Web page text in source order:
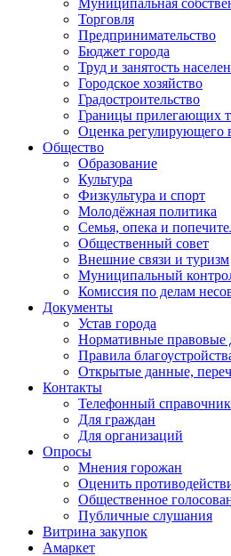
Муниципальная
Торговля
Предпринимательство
Бюджет города
Труд и занятость
Городское хозяйство
Градостроительство
Границы прилегающих
Оценка регулирующего
Общество
Образование
Культура
Физкультура и спорт
Молодёжная политика
Семья, опека и
Общественный совет
Внешние связи и туризм
Муниципальный
Комиссия по делам
Документы
Устав города
Нормативные правовые
Правила
Открытые данные,
Контакты
Телефонный справочник
Для граждан
Для организаций
Опросы
Мнения горожан
Оценить
Общественное
Публичные слушания
Витрина закупок
Амаркет